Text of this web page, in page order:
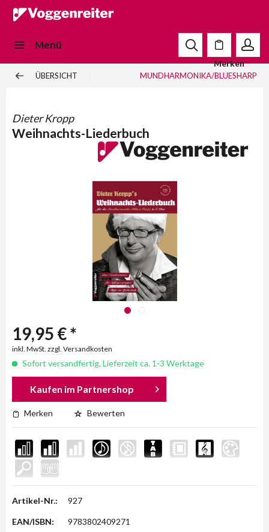
Menü
Merken
ÜBERSICHT MUNDHARMONIKA/BLUESHARP
Dieter Kropp
Weihnachts-Liederbuch
19,95 € *
inkl. MwSt. zzgl. Versandkosten
Sofort versandfertig, Lieferzeit ca. 1-3 Werktage
Kaufen im Partnershop
Merken Bewerten
Artikel-Nr.: 927
EAN/ISBN: 9783802409271